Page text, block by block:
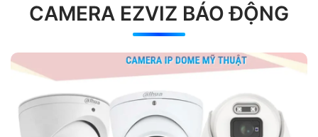
CAMERA EZVIZ BÁO ĐỘNG